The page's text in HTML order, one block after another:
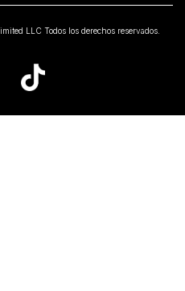
LLC Todos los derechos reservados.